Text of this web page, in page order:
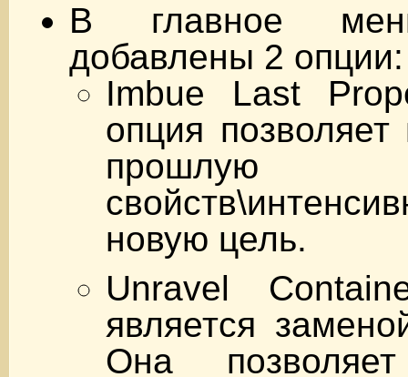
В главное
добавлены 2 опции:
Imbue Last
опция
прошлую
новую цель.
Unravel
является
Она